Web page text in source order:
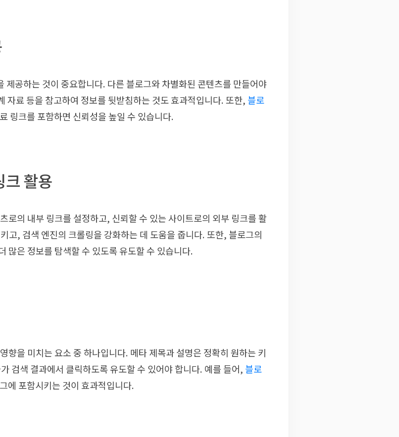
제공하는 것이 중요합니다. 다른 블로그와 차별화된 콘텐츠를 만들어야
자료 등을 참고하여 정보를 뒷받침하는 것도 효과적입니다. 또한, 블로
링크를 포함하면 신뢰성을 높일 수 있습니다.
크 활용
로의 내부 링크를 설정하고, 신뢰할 수 있는 사이트로의 외부 링크를 활
고, 검색 엔진의 크롤링을 강화하는 데 도움을 줍니다. 또한, 블로그의
많은 정보를 탐색할 수 있도록 유도할 수 있습니다.
향을 미치는 요소 중 하나입니다. 메타 제목과 설명은 정확히 원하는 키
검색 결과에서 클릭하도록 유도할 수 있어야 합니다. 예를 들어, 블로
에 포함시키는 것이 효과적입니다.